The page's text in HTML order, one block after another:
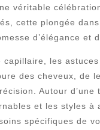
véritable
cette plongée dans
d’élégance et
les
des cheveux, de
Autour d’une
et les styles à
spécifiques de